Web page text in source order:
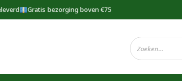
Gratis bezorging boven €75